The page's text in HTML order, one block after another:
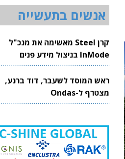
אנשים בתעשייה
קרן Steel מאשימה את מנכ"ל
InMode בניצול מידע פנים
ראש המוסד לשעבר, דוד ברנע,
מצטרף ל-Ondas